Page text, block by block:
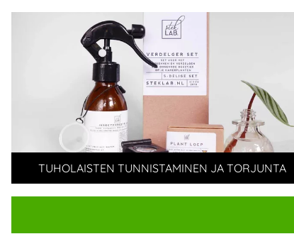
TUHOLAISTEN TUNNISTAMINEN JA TORJUNTA